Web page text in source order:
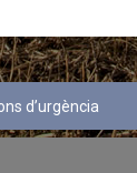
d’urgència